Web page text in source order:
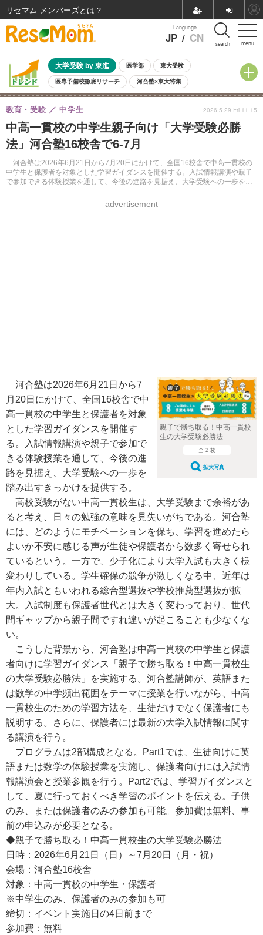
menu
Language
JP / CN search
大学受験 by 東進 医学部 東大受験
医専予備校徹底リサーチ 河合塾×東大特集
親子で考える大学選び 高校受験 中学受験 小学校受験
共通テスト 夏休み
8月開催イベント・WS 全国公立高校 過去問 人気記事
自由研究教材（小学生向け） 自由研究教材（中学生向け）
中高一貫校の中学生親子向け「大学受験必勝
法」河合塾16校舎で6-7月
河合塾は2026年6月21日から7月20日にかけて、全国16校舎で中高一貫校の
中学生と保護者を対象とした学習ガイダンスを開催する。入試情報講演や親子
で参加できる体験授業を通して、今後の進路を見据え、大学受験への一歩を踏
教育・受験 中学生
advertisement
2026.5.29 Fri 11:15
親子で勝ち取る！中高一貫校
生の大学受験必勝法
全 2 枚
拡大写真
河合塾は2026年6月21日から7
月20日にかけて、全国16校舎で中
高一貫校の中学生と保護者を対象
とした学習ガイダンスを開催す
る。入試情報講演や親子で参加で
きる体験授業を通して、今後の進
路を見据え、大学受験への一歩を
踏み出すきっかけを提供する。
高校受験がない中高一貫校生は、大学受験まで余裕があ
ると考え、日々の勉強の意味を見失いがちである。河合塾
には、どのようにモチベーションを保ち、学習を進めたら
よいか不安に感じる声が生徒や保護者から数多く寄せられ
ているという。一方で、少子化により大学入試も大きく様
変わりしている。学生確保の競争が激しくなる中、近年は
年内入試ともいわれる総合型選抜や学校推薦型選抜が拡
大。入試制度も保護者世代とは大きく変わっており、世代
間ギャップから親子間ですれ違いが起こることも少なくな
い。
こうした背景から、河合塾は中高一貫校の中学生と保護
者向けに学習ガイダンス「親子で勝ち取る！中高一貫校生
の大学受験必勝法」を実施する。河合塾講師が、英語また
は数学の中学頻出範囲をテーマに授業を行いながら、中高
一貫校生のための学習方法を、生徒だけでなく保護者にも
説明する。さらに、保護者には最新の大学入試情報に関す
る講演を行う。
プログラムは2部構成となる。Part1では、生徒向けに英
語または数学の体験授業を実施し、保護者向けには入試情
報講演会と授業参観を行う。Part2では、学習ガイダンスと
して、夏に行っておくべき学習のポイントを伝える。子供
のみ、または保護者のみの参加も可能。参加費は無料、事
前の申込みが必要となる。
◆親子で勝ち取る！中高一貫校生の大学受験必勝法
日時：2026年6月21日（日）～7月20日（月・祝）
会場：河合塾16校舎
対象：中高一貫校の中学生・保護者
※中学生のみ、保護者のみの参加も可
締切：イベント実施日の4日前まで
参加費：無料
リセマム メンバーズ